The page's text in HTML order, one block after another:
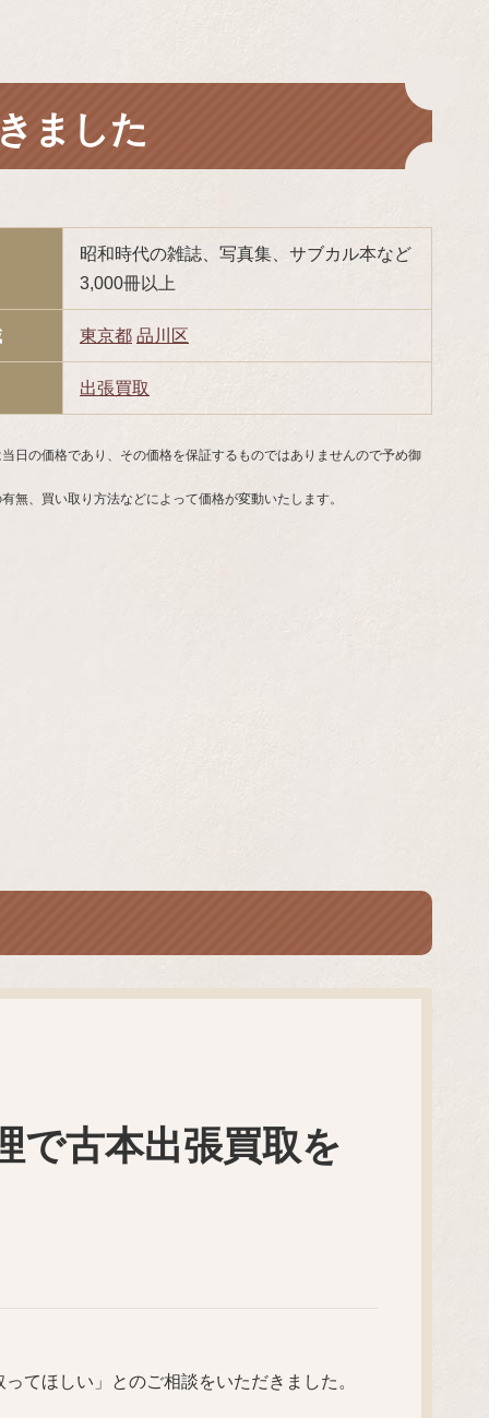
ました
昭和時代の雑誌、写真集、サブカル本など
3,000冊以上
東京都 品川区
出張買取
日の価格であり、その価格を保証するものではありませんので予め御
無、買い取り方法などによって価格が変動いたします。
で古本出張買取を
てほしい」とのご相談をいただきました。